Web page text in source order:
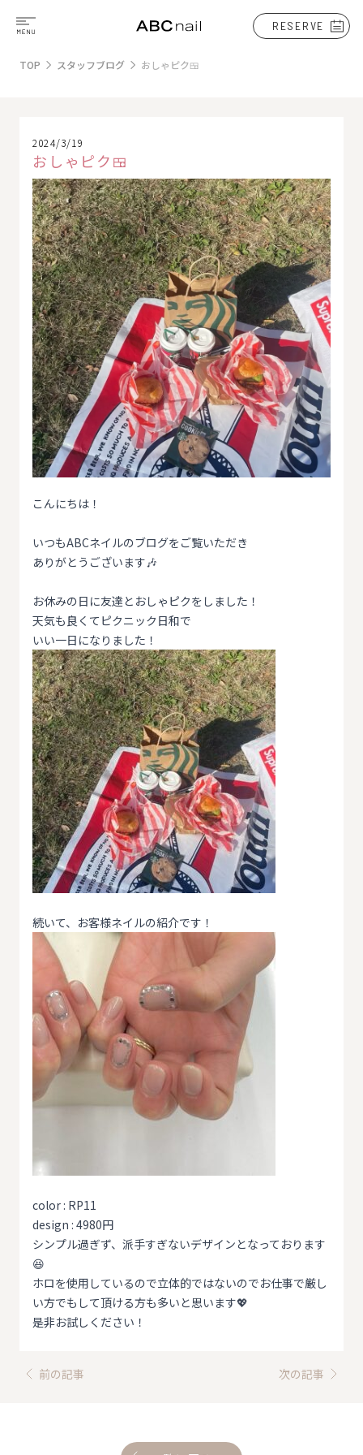
RESERVE
TOP スタッフブログ おしゃピク🍱
2024/3/19
おしゃピク🍱
こんにちは！
いつもABCネイルのブログをご覧いただき
ありがとうございます🎶
お休みの日に友達とおしゃピクをしました！
天気も良くてピクニック日和で
いい一日になりました！
続いて、お客様ネイルの紹介です！
color : RP11
design : 4980円
シンプル過ぎず、派手すぎないデザインとなっております
😆
ホロを使用しているので立体的ではないのでお仕事で厳し
い方でもして頂ける方も多いと思います💖
是非お試しください！
前の記事 次の記事